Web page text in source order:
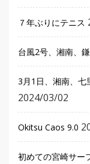
７年ぶりにテニス
台風2号、湘南、
3月1日、湘南、七
2024/03/02
Okitsu Caos 9.0
初めての宮崎サー